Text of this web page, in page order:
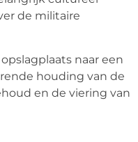
de militaire
naar een
houding van de
en de viering van